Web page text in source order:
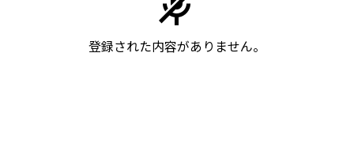
登録された内容がありません。